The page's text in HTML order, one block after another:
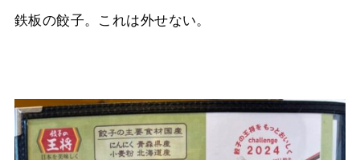
鉄板の餃子。これは外せない。